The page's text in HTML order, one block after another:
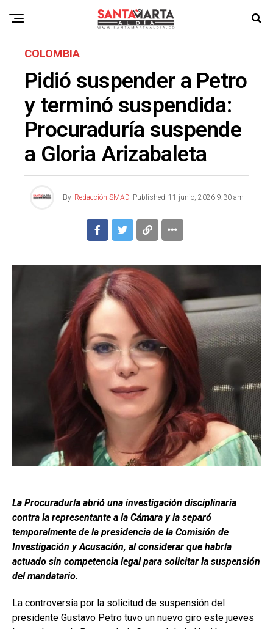
COLOMBIA
Pidió suspender a Petro
y terminó suspendida:
Procuraduría suspende
a Gloria Arizabaleta
By Redacción SMAD Published 11 junio, 2026 9:30 am
La Procuraduría abrió una investigación disciplinaria
contra la representante a la Cámara y la separó
temporalmente de la presidencia de la Comisión de
Investigación y Acusación, al considerar que habría
actuado sin competencia legal para solicitar la suspensión
del mandatario.
La controversia por la solicitud de suspensión del
presidente Gustavo Petro tuvo un nuevo giro este jueves